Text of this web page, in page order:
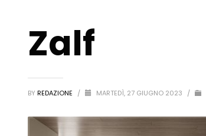
Zalf
BY REDAZIONE / MARTEDÌ, 27 GIUGNO 2023 /